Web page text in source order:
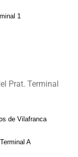
1
Prat. Terminal
de Vilafranca
A